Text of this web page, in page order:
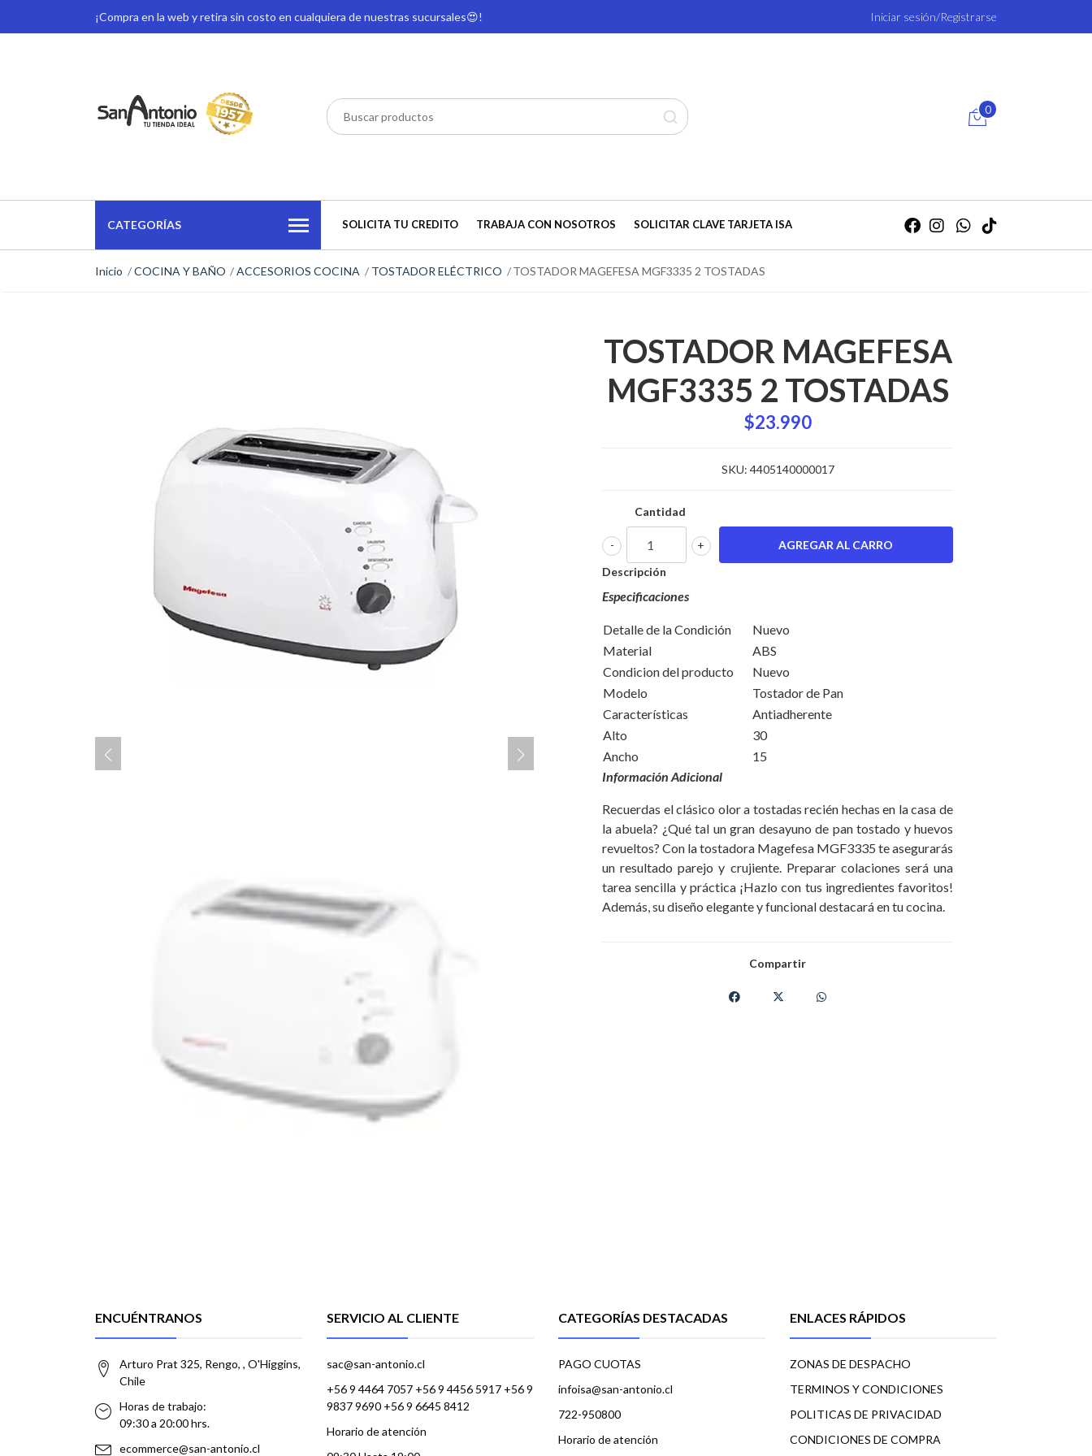
¡Compra en la web y retira sin costo en cualquiera de nuestras sucursales😍! Iniciar sesión/Registrarse
0
CATEGORÍAS SOLICITA TU CREDITO TRABAJA CON NOSOTROS SOLICITAR CLAVE TARJETA ISA
Inicio COCINA Y BAÑO ACCESORIOS COCINA TOSTADOR ELÉCTRICO TOSTADOR MAGEFESA MGF3335 2 TOSTADAS
TOSTADOR MAGEFESA
MGF3335 2 TOSTADAS
$23.990
SKU: 4405140000017
Cantidad
+
-
Descripción
Especificaciones
Detalle de la Condición
Nuevo
Material
ABS
Condicion del producto
Nuevo
Modelo
Tostador de Pan
Características
Antiadherente
Alto
30
Ancho
15
Información Adicional
Recuerdas el clásico olor a tostadas recién hechas en la casa de
la abuela? ¿Qué tal un gran desayuno de pan tostado y huevos
revueltos? Con la tostadora Magefesa MGF3335 te asegurarás
un resultado parejo y crujiente. Preparar colaciones será una
tarea sencilla y práctica ¡Hazlo con tus ingredientes favoritos!
Además, su diseño elegante y funcional destacará en tu cocina.
Compartir
ENCUÉNTRANOS
Arturo Prat 325, Rengo, , O'Higgins,
Chile
Horas de trabajo:
09:30 a 20:00 hrs.
ecommerce@san-antonio.cl
SERVICIO AL CLIENTE
sac@san-antonio.cl
+56 9 4464 7057 +56 9 4456 5917 +56 9
9837 9690 +56 9 6645 8412
Horario de atención
CATEGORÍAS DESTACADAS
PAGO CUOTAS
infoisa@san-antonio.cl
722-950800
Horario de atención
ENLACES RÁPIDOS
ZONAS DE DESPACHO
TERMINOS Y CONDICIONES
POLITICAS DE PRIVACIDAD
CONDICIONES DE COMPRA